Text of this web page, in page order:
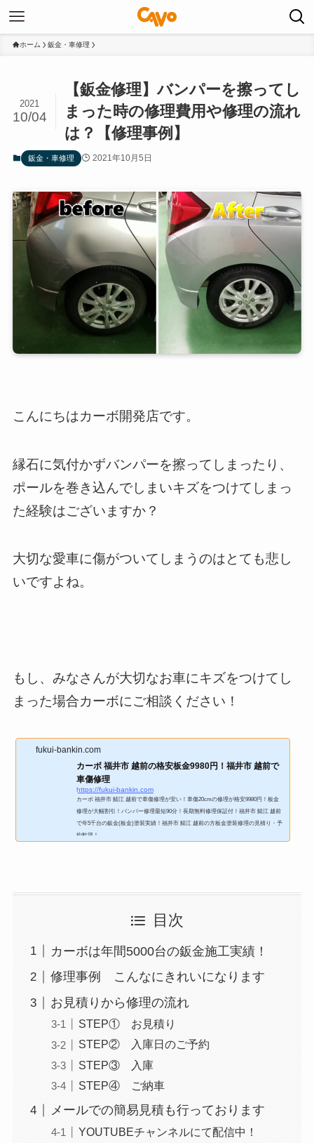
ホーム 鈑金・車修理
【鈑金修理】バンパーを擦ってし
まった時の修理費用や修理の流れ
は？【修理事例】
2021
10/04
鈑金・車修理 2021年10月5日
こんにちはカーボ開発店です。
縁石に気付かずバンパーを擦ってしまったり、
ポールを巻き込んでしまいキズをつけてしまっ
た経験はございますか？
大切な愛車に傷がついてしまうのはとても悲し
いですよね。
もし、みなさんが大切なお車にキズをつけてし
まった場合カーボにご相談ください！
fukui-bankin.com
カーボ 福井市 越前の格安板金9980円！福井市 越前で
車傷修理
https://fukui-bankin.com
カーボ 福井市 鯖江 越前で車傷修理が安い！車傷20cmの修理が格安9980円！板金
修理が大幅割引！バンパー修理最短90分！長期無料修理保証付！福井市 鯖江 越前
で年5千台の鈑金(板金)塗装実績！福井市 鯖江 越前の方板金塗装修理の見積り・予
約歓迎！
目次
カーボは年間5000台の鈑金施工実績！
修理事例 こんなにきれいになります
お見積りから修理の流れ
STEP① お見積り
STEP② 入庫日のご予約
STEP③ 入庫
STEP④ ご納車
メールでの簡易見積も行っております
YOUTUBEチャンネルにて配信中！